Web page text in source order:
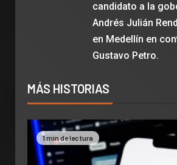
candidato a la
Andrés Julián
en Medellín en
Gustavo Petro.
MÁS HISTORIAS
1 min de lectura